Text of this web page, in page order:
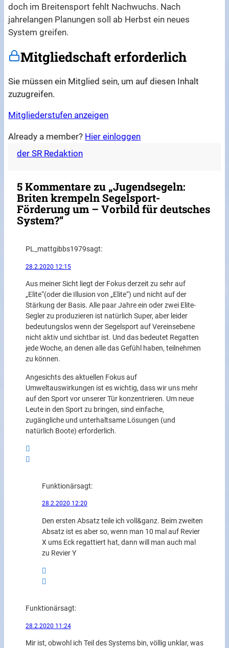
doch im Breitensport fehlt Nachwuchs. Nach
jahrelangen Planungen soll ab Herbst ein neues
System greifen.
Mitgliedschaft erforderlich
Sie müssen ein Mitglied sein, um auf diesen Inhalt
zuzugreifen.
Mitgliederstufen anzeigen
Already a member? Hier einloggen
der SR Redaktion
5 Kommentare zu „Jugendsegeln:
Briten krempeln Segelsport-
Förderung um – Vorbild für deutsches
System?“
PL_mattgibbs1979sagt:
28.2.2020 12:15
Aus meiner Sicht liegt der Fokus derzeit zu sehr auf
„Elite“(oder die Illusion von „Elite“) und nicht auf der
Stärkung der Basis. Alle paar Jahre ein oder zwei Elite-
Segler zu produzieren ist natürlich Super, aber leider
bedeutungslos wenn der Segelsport auf Vereinsebene
nicht aktiv und sichtbar ist. Und das bedeutet Regatten
jede Woche, an denen alle das Gefühl haben, teilnehmen
zu können.
Angesichts des aktuellen Fokus auf
Umweltauswirkungen ist es wichtig, dass wir uns mehr
auf den Sport vor unserer Tür konzentrieren. Um neue
Leute in den Sport zu bringen, sind einfache,
zugängliche und unterhaltsame Lösungen (und
natürlich Boote) erforderlich.
Funktionärsagt:
28.2.2020 12:20
Den ersten Absatz teile ich voll&ganz. Beim zweiten
Absatz ist es aber so, wenn man 10 mal auf Revier
X ums Eck regattiert hat, dann will man auch mal
zu Revier Y
Funktionärsagt:
28.2.2020 11:24
Mir ist, obwohl ich Teil des Systems bin, völlig unklar, was